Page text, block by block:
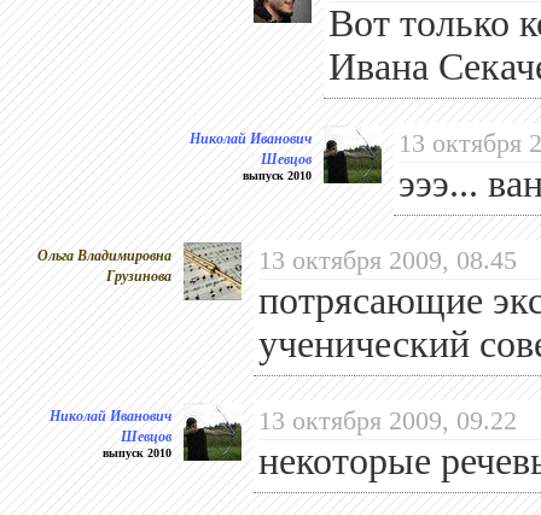
Вот только
Ивана
Николай Иванович
Шевцов
выпуск 2010
13 октября
эээ...
Ольга Владимировна
Грузинова
13 октября 2009, 08.45
потрясающие
ученический
Николай Иванович
Шевцов
выпуск 2010
13 октября 2009, 09.22
некоторые